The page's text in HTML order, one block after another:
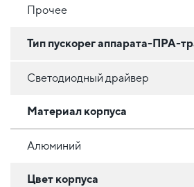
Прочее
Тип пускорег аппарата-ПРА-
Светодиодный драйвер
Материал корпуса
Алюминий
Цвет корпуса